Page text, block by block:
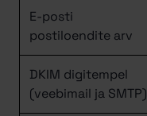
E-posti
postiloendite arv
DKIM digitempel
(veebimail ja SMTP)